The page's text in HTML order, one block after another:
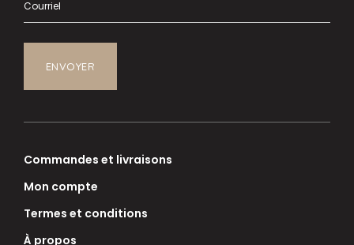
Commandes et livraisons
Mon compte
Termes et conditions
À propos